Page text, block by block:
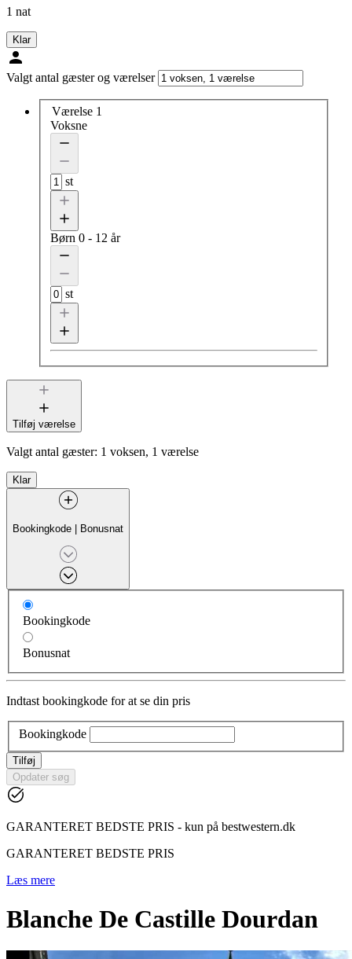
1 nat
Klar
Valgt antal gæster og værelser
Værelse 1
Voksne
st
Børn 0 - 12 år
st
Tilføj værelse
Valgt antal gæster: 1 voksen, 1 værelse
Klar
Bookingkode | Bonusnat
Bookingkode
Bonusnat
Indtast bookingkode for at se din pris
Bookingkode
Tilføj
Opdater søg
GARANTERET BEDSTE PRIS - kun på bestwestern.dk
GARANTERET BEDSTE PRIS
Læs mere
Blanche De Castille Dourdan